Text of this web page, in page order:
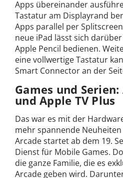
Apps übereinander
Tastatur am Displayrand
Apps parallel per
neue iPad lässt sich
Apple Pencil bedienen.
eine vollwertige Tastatur
Smart Connector an der
Games und
und Apple TV Plus
Das war es mit der
mehr spannende
Arcade startet ab dem 19.
Dienst für Mobile Games.
die ganze Familie, die es
Arcade geben wird.